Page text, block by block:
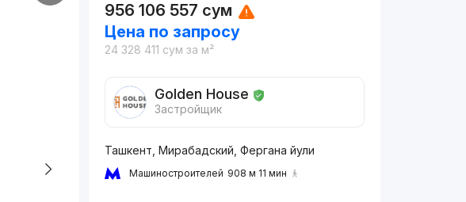
956 106 557 сум
Цена по запросу
24 328 411 сум за м²
Golden House
Застройщик
Ташкент, Мирабадский, Фергана йули
Машиностроителей 908 м 11 мин